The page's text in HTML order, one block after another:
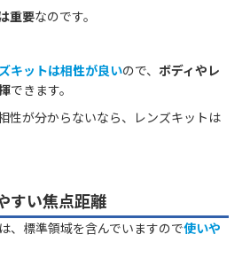
重要なのです。
キットは相性が良いので、 ボディやレ
できます。
性が分からないなら、レンズキットは
すい焦点距離
、標準領域を含んでいますので使いや